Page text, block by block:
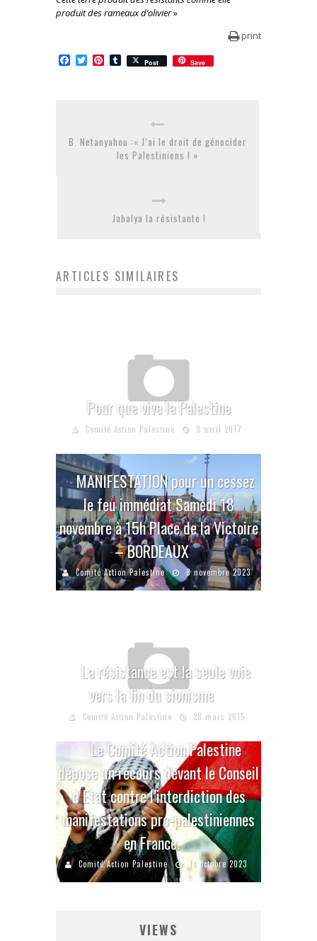
produit des rameaux d’olivier»
print
Facebook
TwitterPinterest
Tumblr
Post Save
B. Netanyahou :« J’ai le droit de génocider
les Palestiniens ! »
Jabalya la résistante !
ARTICLES SIMILAIRES
Pour que vive la Palestine
Comité Action Palestine 8 avril 2017
MANIFESTATION pour un cessez
le feu immédiat Samedi 18
novembre à 15h Place de la Victoire
– BORDEAUX
Comité Action Palestine 8 novembre 2023
La résistance est la seule voie
vers la fin du sionisme
Comité Action Palestine 28 mars 2015
Le Comité Action Palestine
dépose un recours devant le Conseil
d Etat contre l’interdiction des
manifestations pro-palestiniennes
en France.
Comité Action Palestine 14 octobre 2023
VIEWS